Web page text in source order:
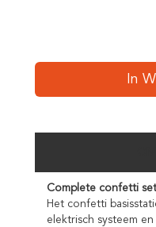
In
Complete confetti
Het confetti
elektrisch systeem